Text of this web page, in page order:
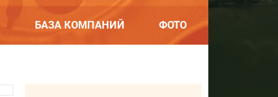
БАЗА КОМПАНИЙ ФОТО